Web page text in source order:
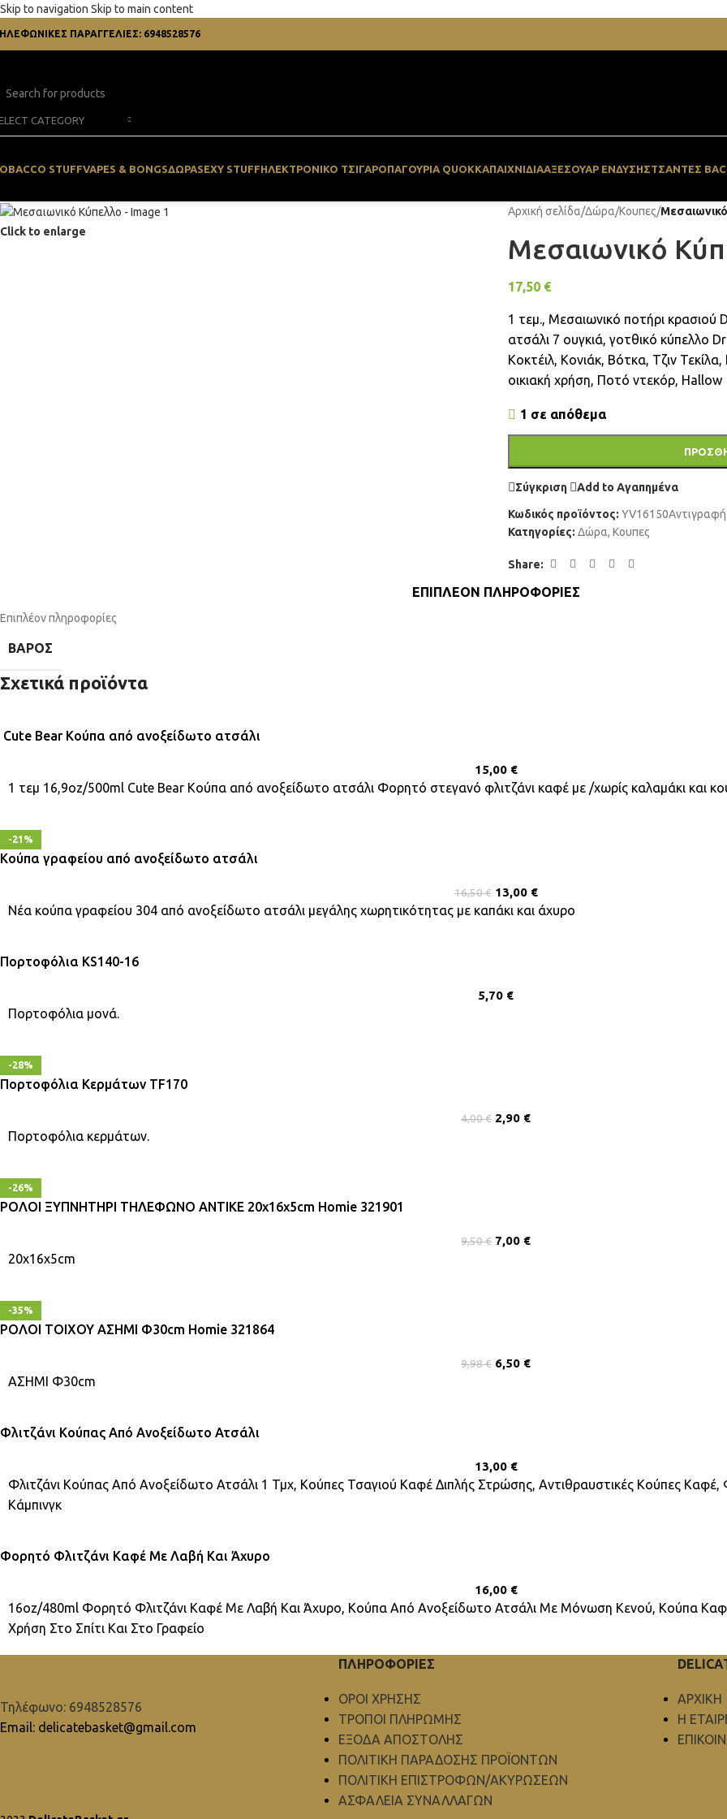
Skip to navigation Skip to main content
ΠΑΡΑΓΓΕΛΙΕΣ: 6948528576
CATEGORY
STUFFVAPES & BONGSΔΏΡΑSEXY STUFFΗΛΕΚΤΡΟΝΙΚΌ ΤΣΙΓΆΡΟΠΑΓΟΥΡΙΑ QUOKKAΠΑΙΧΝΙΔΙΑΑΞΕΣΟΥΆΡ ΈΝΔΥΣΗΣΤΣΆΝΤΕΣ
Click to enlarge
Αρχική σελίδα/Δώρα/Κουπες/
Μεσαιωνικό
17,50 €
1 τεμ., Μεσαιωνικό ποτήρι
ατσάλι 7 ουγκιά, γοτθικό κύπελλο
Κοκτέιλ, Κονιάκ, Βότκα, Τζιν
οικιακή χρήση, Ποτό ντεκόρ, Hallow
1 σε απόθεμα
Σύγκριση Add to Αγαπημένα
Κωδικός προϊόντος: YV16150Αντιγραφή
Κατηγορίες: Δώρα, Κουπες
Share:
ΕΠΙΠΛΈΟΝ ΠΛΗΡΟΦΟΡΊΕΣ
Επιπλέον πληροφορίες
ΒΆΡΟΣ
Σχετικά προϊόντα
Cute Bear Κούπα από ανοξείδωτο ατσάλι
15,00 €
1 τεμ 16,9oz/500ml Cute Bear Κούπα από ανοξείδωτο ατσάλι Φορητό στεγανό φλιτζάνι καφέ με /χωρίς καλαμάκι και
-21%
Κούπα γραφείου από ανοξείδωτο ατσάλι
16,50€ 13,00 €
Νέα κούπα γραφείου 304 από ανοξείδωτο ατσάλι μεγάλης χωρητικότητας με καπάκι και άχυρο
Πορτοφόλια KS140-16
5,70 €
Πορτοφόλια μονά.
-28%
Πορτοφόλια Κερμάτων TF170
4,00€ 2,90 €
Πορτοφόλια κερμάτων.
-26%
ΡΟΛΟΙ ΞΥΠΝΗΤΗΡΙ ΤΗΛΕΦΩΝΟ ΑΝΤΙΚΕ 20x16x5cm Homie 321901
9,50€ 7,00 €
20x16x5cm
-35%
ΡΟΛΟΙ ΤΟΙΧΟΥ ΑΣΗΜΙ Φ30cm Homie 321864
9,98€ 6,50 €
ΑΣΗΜΙ Φ30cm
Φλιτζάνι Κούπας Από Ανοξείδωτο Ατσάλι
13,00 €
Φλιτζάνι Κούπας Από Ανοξείδωτο Ατσάλι 1 Τμχ, Κούπες Τσαγιού Καφέ Διπλής Στρώσης, Αντιθραυστικές Κούπες Καφέ,
Κάμπινγκ
Φορητό Φλιτζάνι Καφέ Με Λαβή Και Άχυρο
16,00 €
16oz/480ml Φορητό Φλιτζάνι Καφέ Με Λαβή Και Άχυρο, Κούπα Από Ανοξείδωτο Ατσάλι Με Μόνωση Κενού, Κούπα Καφέ
Χρήση Στο Σπίτι Και Στο Γραφείο
Τηλέφωνο: 6948528576
Email: delicatebasket@gmail.com
ΠΛΗΡΟΦΟΡΙΕΣ
ΟΡΟΙ ΧΡΗΣΗΣ
ΤΡΟΠΟΙ ΠΛΗΡΩΜΗΣ
ΕΞΟΔΑ ΑΠΟΣΤΟΛΗΣ
ΠΟΛΙΤΙΚΗ ΠΑΡΑΔΟΣΗΣ ΠΡΟΪΟΝΤΩΝ
ΠΟΛΙΤΙΚΗ ΕΠΙΣΤΡΟΦΩΝ/ΑΚΥΡΩΣΕΩΝ
ΑΣΦΑΛΕΙΑ ΣΥΝΑΛΛΑΓΩΝ
ΑΡΧΙΚΗ
Η